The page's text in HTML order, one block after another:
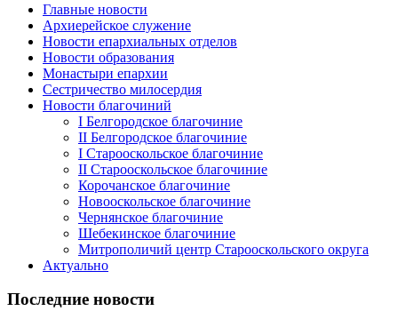
Главные новости
Архиерейское служение
Новости епархиальных отделов
Новости образования
Монастыри епархии
Сестричество милосердия
Новости благочиний
I Белгородское благочиние
II Белгородское благочиние
I Старооскольское благочиние
II Старооскольское благочиние
Корочанское благочиние
Новооскольское благочиние
Чернянское благочиние
Шебекинское благочиние
Митрополичий центр Старооскольского округа
Актуально
Последние новости